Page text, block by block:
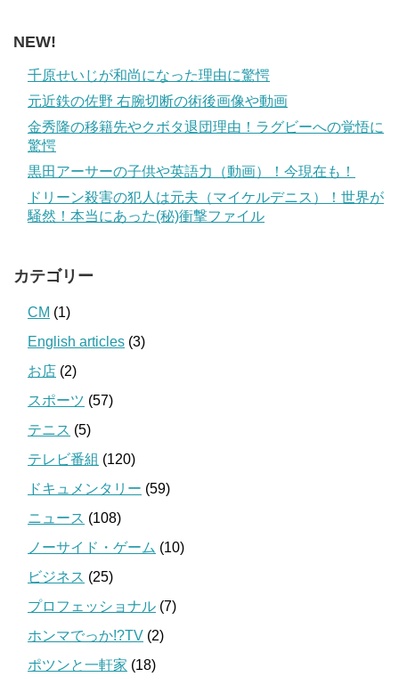
NEW!
千原せいじが和尚になった理由に驚愕
元近鉄の佐野 右腕切断の術後画像や動画
金秀隆の移籍先やクボタ退団理由！ラグビーへの覚悟に
驚愕
黒田アーサーの子供や英語力（動画）！今現在も！
ドリーン殺害の犯人は元夫（マイケルデニス）！世界が
騒然！本当にあった(秘)衝撃ファイル
カテゴリー
CM (1)
English articles (3)
お店 (2)
スポーツ (57)
テニス (5)
テレビ番組 (120)
ドキュメンタリー (59)
ニュース (108)
ノーサイド・ゲーム (10)
ビジネス (25)
プロフェッショナル (7)
ホンマでっか!?TV (2)
ポツンと一軒家 (18)